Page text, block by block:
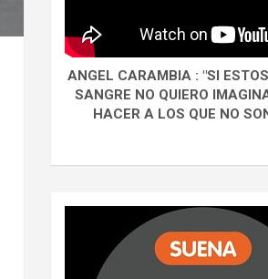
ANGEL CARAMBIA : "SI
SANGRE NO QUIERO
HACER A LOS QUE NO